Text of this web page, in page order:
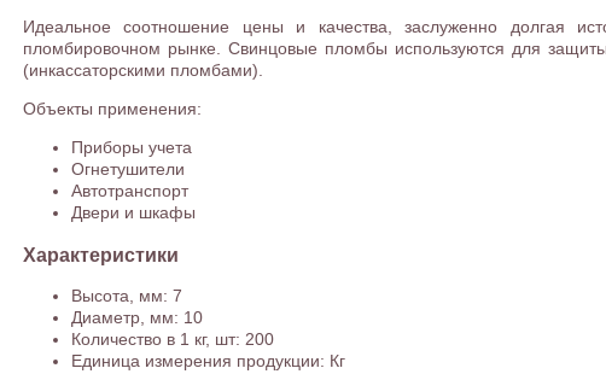
Идеальное соотношение цены и качества, заслуженно долгая
пломбировочном рынке. Свинцовые пломбы используются для
(инкассаторскими пломбами).
Объекты применения:
Приборы учета
Огнетушители
Автотранспорт
Двери и шкафы
Характеристики
Высота, мм: 7
Диаметр, мм: 10
Количество в 1 кг, шт: 200
Единица измерения продукции: Кг